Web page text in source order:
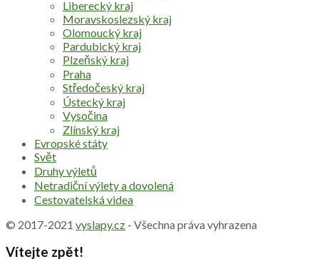
Liberecký kraj
Moravskoslezský kraj
Olomoucký kraj
Pardubický kraj
Plzeňský kraj
Praha
Středočeský kraj
Ústecký kraj
Vysočina
Zlínský kraj
Evropské státy
Svět
Druhy výletů
Netradiční výlety a dovolená
Cestovatelská videa
© 2017-2021 vyslapy.cz - Všechna práva vyhrazena
Vítejte zpět!